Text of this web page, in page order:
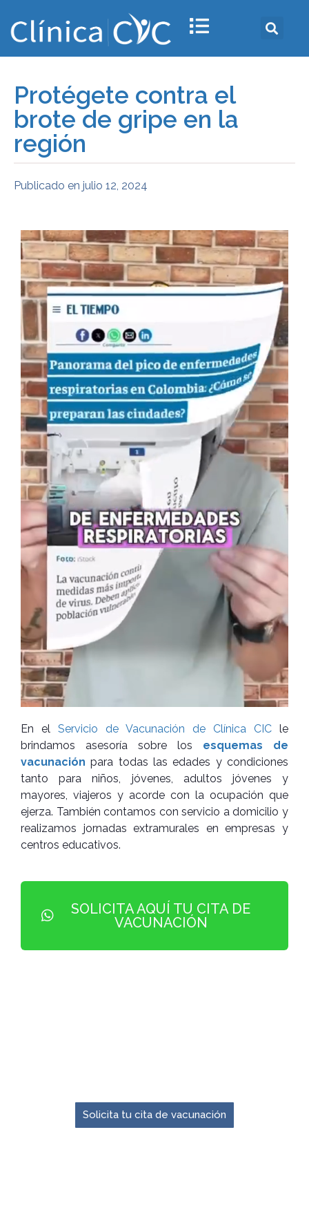
Protégete contra el
brote de gripe en la
región
Publicado en julio 12, 2024
En el Servicio de Vacunación de Clínica CIC le
brindamos asesoría sobre los esquemas de
vacunación para todas las edades y condiciones
tanto para niños, jóvenes, adultos jóvenes y
mayores, viajeros y acorde con la ocupación que
ejerza. También contamos con servicio a domicilio y
realizamos jornadas extramurales en empresas y
centros educativos.
SOLICITA AQUÍ TU CITA DE
VACUNACIÓN
Solicita tu cita de vacunación